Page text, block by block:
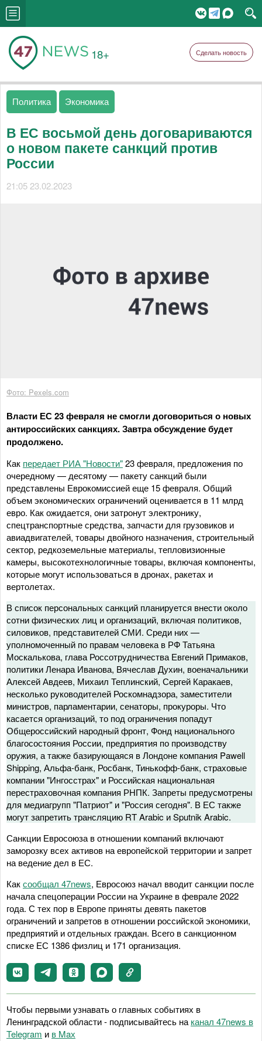
18+ Сделать новость
Политика Экономика
В ЕС восьмой день договариваются
о новом пакете санкций против
России
21:05 23.02.2023
Фото: Pexels.com
Власти ЕС 23 февраля не смогли договориться о новых
антироссийских санкциях. Завтра обсуждение будет
продолжено.
Как передает РИА "Новости"23 февраля, предложения по
очередному — десятому — пакету санкций были
представлены Еврокомиссией еще 15 февраля. Общий
объем экономических ограничений оценивается в 11 млрд
евро. Как ожидается, они затронут электронику,
спецтранспортные средства, запчасти для грузовиков и
авиадвигателей, товары двойного назначения, строительный
сектор, редкоземельные материалы, тепловизионные
камеры, высокотехнологичные товары, включая компоненты,
которые могут использоваться в дронах, ракетах и
вертолетах.
В список персональных санкций планируется внести около
сотни физических лиц и организаций, включая политиков,
силовиков, представителей СМИ. Среди них —
уполномоченный по правам человека в РФ Татьяна
Москалькова, глава Россотрудничества Евгений Примаков,
политики Ленара Иванова, Вячеслав Духин, военачальники
Алексей Авдеев, Михаил Теплинский, Сергей Каракаев,
несколько руководителей Роскомнадзора, заместители
министров, парламентарии, сенаторы, прокуроры. Что
касается организаций, то под ограничения попадут
Общероссийский народный фронт, Фонд национального
благосостояния России, предприятия по производству
оружия, а также базирующаяся в Лондоне компания Pawell
Shipping, Альфа-банк, Росбанк, Тинькофф-банк, страховые
компании "Ингосстрах" и Российская национальная
перестраховочная компания РНПК. Запреты предусмотрены
для медиагрупп "Патриот" и "Россия сегодня". В ЕС также
могут запретить трансляцию RT Arabic и Sputnik Arabic.
Санкции Евросоюза в отношении компаний включают
заморозку всех активов на европейской территории и запрет
на ведение дел в ЕС.
Каксообщал 47news, Евросоюз начал вводит санкции после
начала спецоперации России на Украине в феврале 2022
года. С тех пор в Европе приняты девять пакетов
ограничений и запретов в отношении российской экономики,
предприятий и отдельных граждан. Всего в санкционном
списке ЕС 1386 физлиц и 171 организация.
Чтобы первыми узнавать о главных событиях в
Ленинградской области - подписывайтесь на канал 47news в
Telegram и в Maх